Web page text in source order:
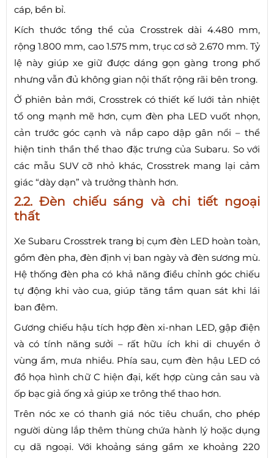
cáp, bền bỉ.
Kích thước tổng thể của Crosstrek dài 4.480 mm,
rộng 1.800 mm, cao 1.575 mm, trục cơ sở 2.670 mm. Tỷ
lệ này giúp xe giữ được dáng gọn gàng trong phố
nhưng vẫn đủ không gian nội thất rộng rãi bên trong.
Ở phiên bản mới, Crosstrek có thiết kế lưới tản nhiệt
tổ ong mạnh mẽ hơn, cụm đèn pha LED vuốt nhọn,
cản trước góc cạnh và nắp capo dập gân nổi – thể
hiện tinh thần thể thao đặc trưng của Subaru. So với
các mẫu SUV cỡ nhỏ khác, Crosstrek mang lại cảm
giác “dày dạn” và trưởng thành hơn.
2.2. Đèn chiếu sáng và chi tiết ngoại
thất
Xe Subaru Crosstrek trang bị cụm đèn LED hoàn toàn,
gồm đèn pha, đèn định vị ban ngày và đèn sương mù.
Hệ thống đèn pha có khả năng điều chỉnh góc chiếu
tự động khi vào cua, giúp tăng tầm quan sát khi lái
ban đêm.
Gương chiếu hậu tích hợp đèn xi-nhan LED, gập điện
và có tính năng sưởi – rất hữu ích khi di chuyển ở
vùng ẩm, mưa nhiều. Phía sau, cụm đèn hậu LED có
đồ họa hình chữ C hiện đại, kết hợp cùng cản sau và
ốp bạc giả ống xả giúp xe trông thể thao hơn.
Trên nóc xe có thanh giá nóc tiêu chuẩn, cho phép
người dùng lắp thêm thùng chứa hành lý hoặc dụng
cụ dã ngoại. Với khoảng sáng gầm xe khoảng 220